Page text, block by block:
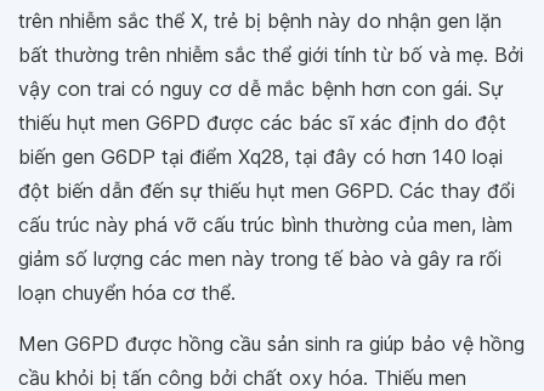
trên nhiễm sắc thể X, trẻ bị bệnh này do nhận gen lặn
bất thường trên nhiễm sắc thể giới tính từ bố và mẹ. Bởi
vậy con trai có nguy cơ dễ mắc bệnh hơn con gái. Sự
thiếu hụt men G6PD được các bác sĩ xác định do đột
biến gen G6DP tại điểm Xq28, tại đây có hơn 140 loại
đột biến dẫn đến sự thiếu hụt men G6PD. Các thay đổi
cấu trúc này phá vỡ cấu trúc bình thường của men, làm
giảm số lượng các men này trong tế bào và gây ra rối
loạn chuyển hóa cơ thể.
Men G6PD được hồng cầu sản sinh ra giúp bảo vệ hồng
cầu khỏi bị tấn công bởi chất oxy hóa. Thiếu men